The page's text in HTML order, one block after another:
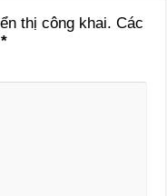
thị công khai. Các
*